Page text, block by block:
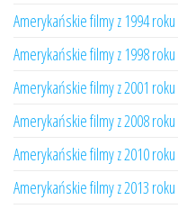
Amerykańskie filmy z 1994 roku
Amerykańskie filmy z 1998 roku
Amerykańskie filmy z 2001 roku
Amerykańskie filmy z 2008 roku
Amerykańskie filmy z 2010 roku
Amerykańskie filmy z 2013 roku